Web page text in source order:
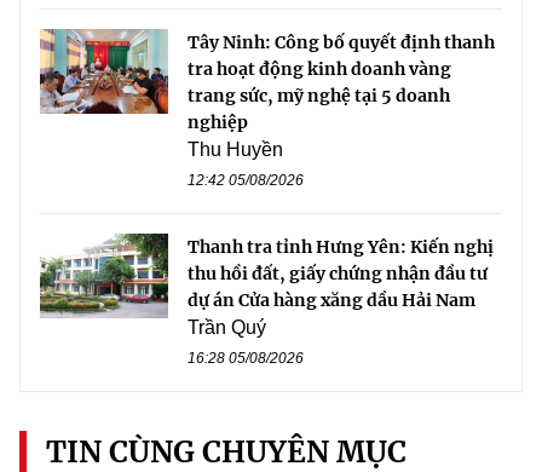
Tây Ninh: Công bố quyết định thanh
tra hoạt động kinh doanh vàng
trang sức, mỹ nghệ tại 5 doanh
nghiệp
Thu Huyền
12:42 05/08/2026
Thanh tra tỉnh Hưng Yên: Kiến nghị
thu hồi đất, giấy chứng nhận đầu tư
dự án Cửa hàng xăng dầu Hải Nam
Trần Quý
16:28 05/08/2026
TIN CÙNG CHUYÊN MỤC